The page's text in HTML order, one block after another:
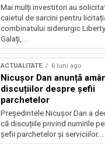
Mai mulți investitori au
caietul de sarcini pentru
combinatului siderurgic Liberty
Galați,...
ACTUALITATE 6 luni ago
Nicușor Dan anunță
discuțiilor despre șefii
parchetelor
Președintele Nicușor Dan a
că discuțiile privind numirile
șefii parchetelor și serviciilor...